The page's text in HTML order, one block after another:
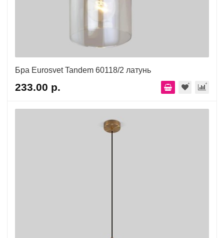
Бра Eurosvet Tandem 60118/2 латунь
233.00 р.